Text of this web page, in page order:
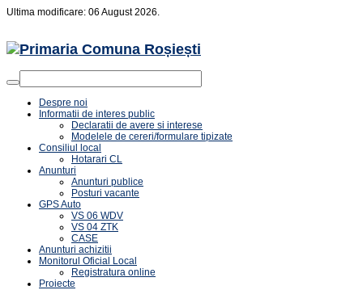
Ultima modificare: 06 August 2026.
Despre noi
Informatii de interes public
Declaratii de avere si interese
Modelele de cereri/formulare tipizate
Consiliul local
Hotarari CL
Anunturi
Anunturi publice
Posturi vacante
GPS Auto
VS 06 WDV
VS 04 ZTK
CASE
Anunturi achizitii
Monitorul Oficial Local
Registratura online
Proiecte